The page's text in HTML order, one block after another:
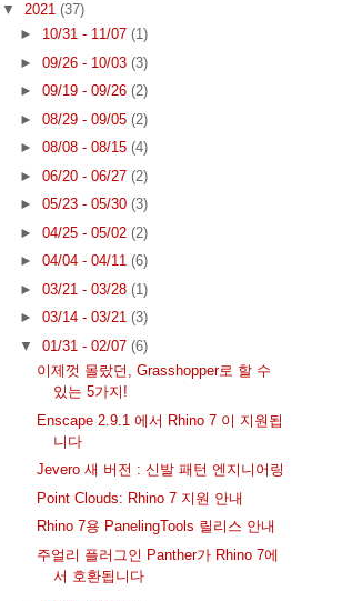
▼ 2021 (37)
► 10/31 - 11/07 (1)
► 09/26 - 10/03 (3)
► 09/19 - 09/26 (2)
► 08/29 - 09/05 (2)
► 08/08 - 08/15 (4)
► 06/20 - 06/27 (2)
► 05/23 - 05/30 (3)
► 04/25 - 05/02 (2)
► 04/04 - 04/11 (6)
► 03/21 - 03/28 (1)
► 03/14 - 03/21 (3)
▼ 01/31 - 02/07 (6)
이제껏 몰랐던, Grasshopper로 할 수
있는 5가지!
Enscape 2.9.1 에서 Rhino 7 이 지원됩
니다
Jevero 새 버전 : 신발 패턴 엔지니어링
Point Clouds: Rhino 7 지원 안내
Rhino 7용 PanelingTools 릴리스 안내
주얼리 플러그인 Panther가 Rhino 7에
서 호환됩니다